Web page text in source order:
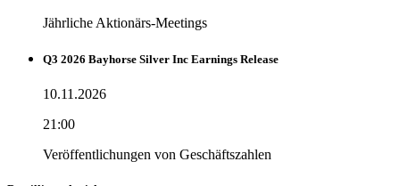
Jährliche Aktionärs-Meetings
Q3 2026 Bayhorse Silver Inc Earnings Release
10.11.2026
21:00
Veröffentlichungen von Geschäftszahlen